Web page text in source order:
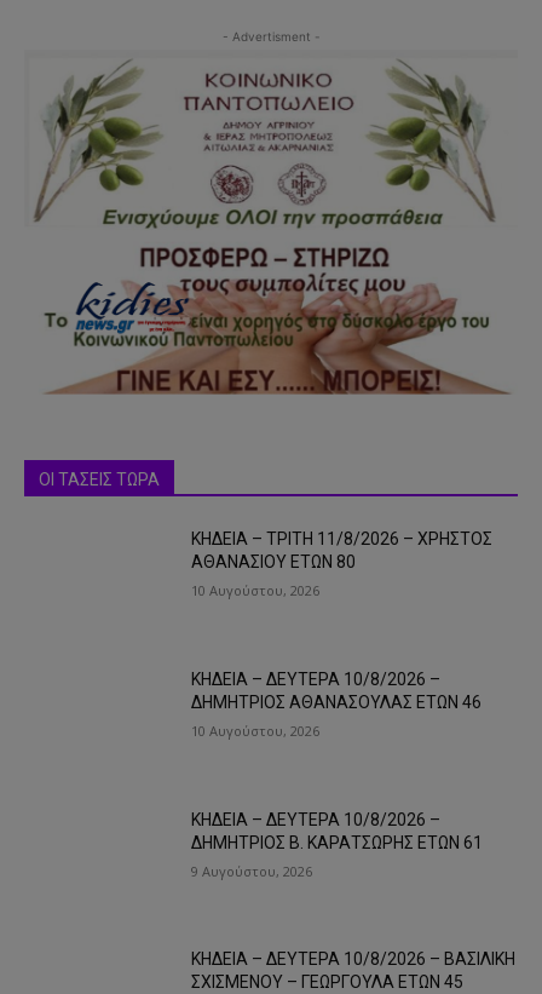
- Advertisment -
ΟΙ ΤΑΣΕΙΣ ΤΩΡΑ
ΚΗΔΕΙΑ – ΤΡΙΤΗ 11/8/2026 – ΧΡΗΣΤΟΣ
ΑΘΑΝΑΣΙΟΥ ΕΤΩΝ 80
10 Αυγούστου, 2026
ΚΗΔΕΙΑ – ΔΕΥΤΕΡΑ 10/8/2026 –
ΔΗΜΗΤΡΙΟΣ ΑΘΑΝΑΣΟΥΛΑΣ ΕΤΩΝ 46
10 Αυγούστου, 2026
ΚΗΔΕΙΑ – ΔΕΥΤΕΡΑ 10/8/2026 –
ΔΗΜΗΤΡΙΟΣ Β. ΚΑΡΑΤΣΩΡΗΣ ΕΤΩΝ 61
9 Αυγούστου, 2026
ΚΗΔΕΙΑ – ΔΕΥΤΕΡΑ 10/8/2026 – ΒΑΣΙΛΙΚΗ
ΣΧΙΣΜΕΝΟΥ – ΓΕΩΡΓΟΥΛΑ ΕΤΩΝ 45